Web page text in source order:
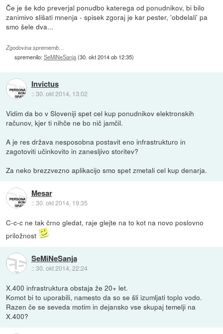
Če je še kdo preverjal ponudbo katerega od ponudnikov, bi bilo
zanimivo slišati mnenja - spisek zgoraj je kar pester, 'obdelali' pa
smo šele dva...
Zgodovina sprememb…
spremenilo:SeMiNeSanja(30. okt 2014 ob 12:35)
Invictus
::30. okt 2014, 13:02
Vidim da bo v Sloveniji spet cel kup ponudnikov elektronskih
računov, kjer ti nihče ne bo nič jamčil.
A je res država nesposobna postavit eno infrastrukturo in
zagotoviti učinkovito in zanesljivo storitev?
Za neko brezzvezno aplikacijo smo spet zmetali cel kup denarja.
Mesar
::30. okt 2014, 19:35
C-c-c ne tak črno gledat, raje glejte na to kot na novo poslovno
priložnost
SeMiNeSanja
::30. okt 2014, 22:24
X.400 infrastruktura obstaja že 20+ let.
Komot bi to uporabili, namesto da so se šli izumljati toplo vodo.
Razen če se seveda motim in dejansko vse skupaj temelji na
X.400?